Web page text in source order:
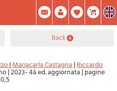
Cart
Summary
Mod. Password
back
|Mariacarla Castagna|Riccardo
|2023- 4à ed. aggiornata | pagine